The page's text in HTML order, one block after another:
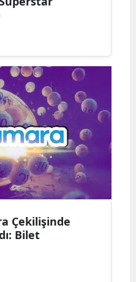
Çekilişinde
Bilet